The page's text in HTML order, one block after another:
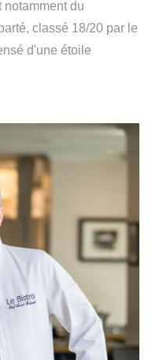
notamment du
classé 18/20 par le
d'une étoile